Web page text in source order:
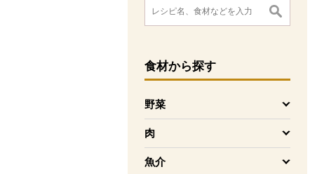
食材から探す
野菜
を開く
肉
を開く
魚介
を開く